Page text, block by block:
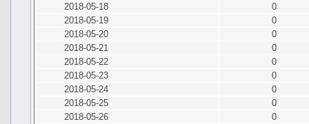
2018-05-18
0
2018-05-19
0
2018-05-20
0
2018-05-21
0
2018-05-22
0
2018-05-23
0
2018-05-24
0
2018-05-25
0
2018-05-26
0